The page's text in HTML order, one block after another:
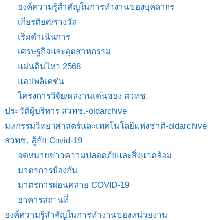
องค์ความรู้สำคัญในการทำงานของบุคลากร
เกียรติยศ/รางวัล
เริ่มดำเนินการ
เศรษฐกิจและอุตสาหกรรม
แผ่นดินไหว 2568
แอปพลิเคชัน
โครงการวิจัย/ผลงานเด่นของ สวทช.
ประวัติผู้บริหาร สวทช.-oldarchive
มหกรรมวิทยาศาสตร์และเทคโนโลยีแห่งชาติ-oldarchive
สวทช. สู้ภัย Covid-19
จดหมายข่าวความปลอดภัยและสิ่งแวดล้อม
มาตรการป้องกัน
มาตรการผ่อนคลาย COVID-19
อาคารสถานที่
องค์ความรู้สำคัญในการทำงานของหน่วยงาน